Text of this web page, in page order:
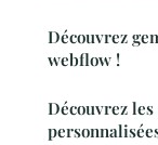
Découvrez
webflow !
Découvrez